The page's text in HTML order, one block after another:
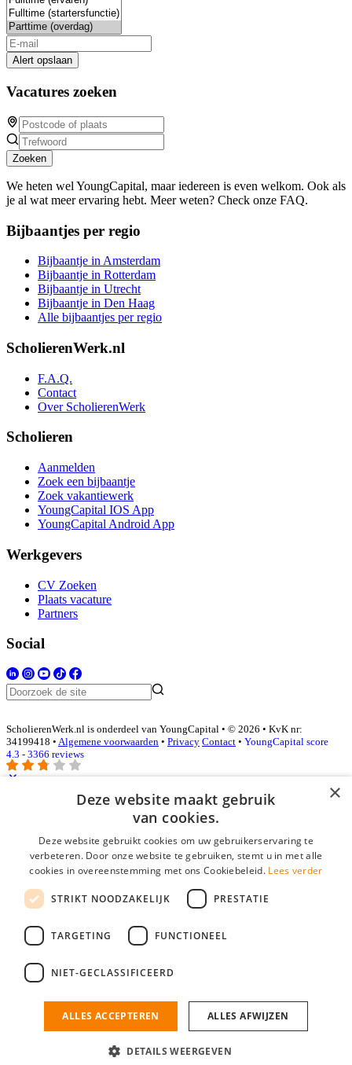
Alert opslaan
Vacatures zoeken
Zoeken
We heten wel YoungCapital, maar iedereen is even welkom. Ook als
je al wat meer ervaring hebt. Meer weten? Check onze FAQ.
Bijbaantjes per regio
Bijbaantje in Amsterdam
Bijbaantje in Rotterdam
Bijbaantje in Utrecht
Bijbaantje in Den Haag
Alle bijbaantjes per regio
ScholierenWerk.nl
F.A.Q.
Contact
Over ScholierenWerk
Scholieren
Aanmelden
Zoek een bijbaantje
Zoek vakantiewerk
YoungCapital IOS App
YoungCapital Android App
Werkgevers
CV Zoeken
Plaats vacature
Partners
Social
ScholierenWerk.nl is onderdeel van YoungCapital • © 2026 • KvK nr:
34199418 • Algemene voorwaarden • Privacy Contact • YoungCapital score
4.3 - 3366 reviews
Inloggen als bedrijf
E-mail*
Wachtwoord
login gegevens onthouden
login
Bedrijf aanmelden
nieuwe collega/werknemer zo gevonden!
×
Deze website maakt gebruik
van cookies.
Deze website gebruikt cookies om uw gebruikerservaring te
verbeteren. Door onze website te gebruiken, stemt u in met alle
cookies in overeenstemming met ons Cookiebeleid. Lees verder
STRIKT NOODZAKELIJK PRESTATIE
TARGETING FUNCTIONEEL
NIET-GECLASSIFICEERD
ALLES ACCEPTEREN ALLES AFWIJZEN
DETAILS WEERGEVEN